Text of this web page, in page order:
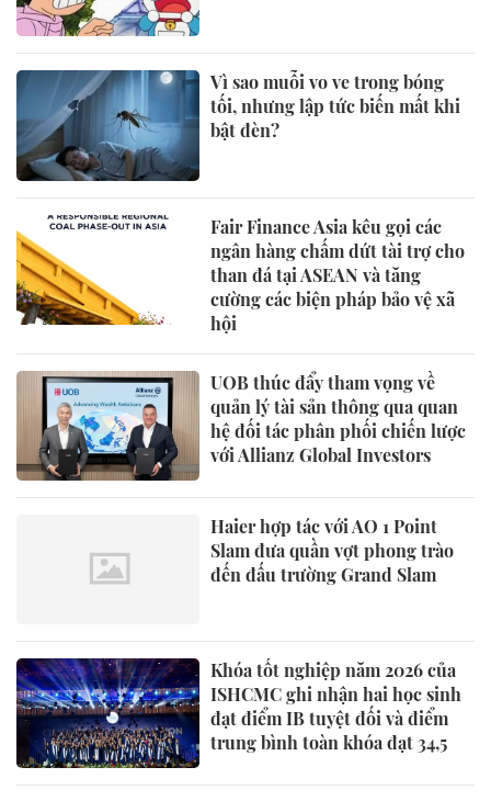
Vì sao muỗi vo ve trong bóng
tối, nhưng lập tức biến mất khi
bật đèn?
Fair Finance Asia kêu gọi các
ngân hàng chấm dứt tài trợ cho
than đá tại ASEAN và tăng
cường các biện pháp bảo vệ xã
hội
UOB thúc đẩy tham vọng về
quản lý tài sản thông qua quan
hệ đối tác phân phối chiến lược
với Allianz Global Investors
Haier hợp tác với AO 1 Point
Slam đưa quần vợt phong trào
đến đấu trường Grand Slam
Khóa tốt nghiệp năm 2026 của
ISHCMC ghi nhận hai học sinh
đạt điểm IB tuyệt đối và điểm
trung bình toàn khóa đạt 34,5